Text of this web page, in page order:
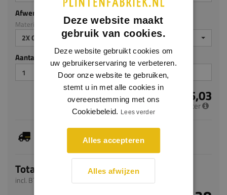
Afwerking
Materiaal: MDF v313
2X GEGROND
Aantal stuks
€ 5,03
per meter
Dit artikel is voorradig, de verwachte levertijd
bedraagt 1-3 werkdagen
Totaal
incl. BTW
Deze website maakt
gebruik van cookies.
Deze website gebruikt cookies om
uw gebruikerservaring te verbeteren.
Door onze website te gebruiken,
stemt u in met alle cookies in
overeenstemming met ons
Cookiebeleid. Lees verder
Alles accepteren
Alles afwijzen